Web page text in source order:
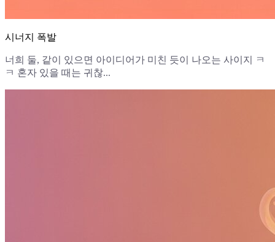
시너지 폭발
너희 둘, 같이 있으면 아이디어가 미친 듯이 나오는 사이지 ㅋ
ㅋ 혼자 있을 때는 귀찮...